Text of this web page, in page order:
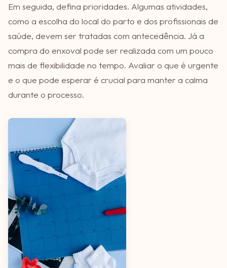
Em seguida, defina prioridades. Algumas atividades,
como a escolha do local do parto e dos profissionais de
saúde, devem ser tratadas com antecedência. Já a
compra do enxoval pode ser realizada com um pouco
mais de flexibilidade no tempo. Avaliar o que é urgente
e o que pode esperar é crucial para manter a calma
durante o processo.